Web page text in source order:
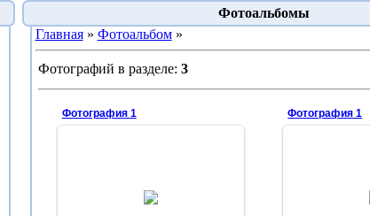
Фотоальбомы
Главная» Фотоальбом»
Фотографий в разделе: 3
Фотография 1 Фотография 1
Видна